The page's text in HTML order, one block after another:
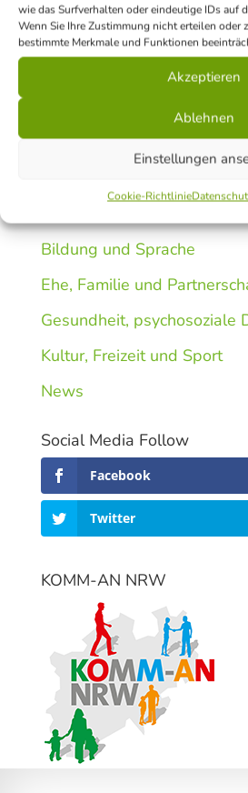
wie das Surfverhalten oder eindeutige IDs auf
Wenn Sie Ihre Zustimmung nicht erteilen oder
bestimmte Merkmale und Funktionen
Akzeptieren
Ablehnen
Einstellungen
Cookie-Richtlinie
Durchsuchen…
Nützliche Infos
Bildung und Sprache
Ehe, Familie und
Gesundheit, psychosoziale
Kultur, Freizeit und Sport
News
Social Media Follow
Facebook
Twitter
KOMM-AN NRW